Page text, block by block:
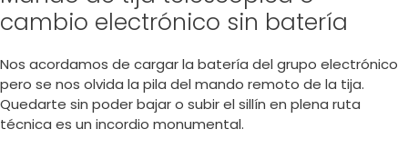
cambio electrónico sin batería
Nos acordamos de cargar la batería del grupo electrónico
pero se nos olvida la pila del mando remoto de la tija.
Quedarte sin poder bajar o subir el sillín en plena ruta
técnica es un incordio monumental.